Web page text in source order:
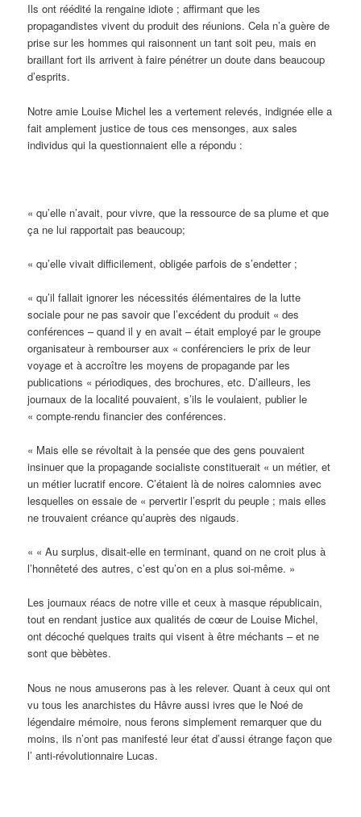
Ils ont réédité la rengaine idiote ; affirmant que les
propagandistes vivent du produit des réunions. Cela n’a guère de
prise sur les hommes qui raisonnent un tant soit peu, mais en
braillant fort ils arrivent à faire pénétrer un doute dans beaucoup
d’esprits.
Notre amie Louise Michel les a vertement relevés, indignée elle a
fait amplement justice de tous ces mensonges, aux sales
individus qui la questionnaient elle a répondu :
« qu’elle n’avait, pour vivre, que la ressource de sa plume et que
ça ne lui rapportait pas beaucoup;
« qu’elle vivait difficilement, obligée parfois de s’endetter ;
« qu’il fallait ignorer les nécessités élémentaires de la lutte
sociale pour ne pas savoir que l’excédent du produit « des
conférences – quand il y en avait – était employé par le groupe
organisateur à rembourser aux « conférenciers le prix de leur
voyage et à accroître les moyens de propagande par les
publications « périodiques, des brochures, etc. D’ailleurs, les
journaux de la localité pouvaient, s’ils le voulaient, publier le
« compte-rendu financier des conférences.
« Mais elle se révoltait à la pensée que des gens pouvaient
insinuer que la propagande socialiste constituerait « un métier, et
un métier lucratif encore. C’étaient là de noires calomnies avec
lesquelles on essaie de « pervertir l’esprit du peuple ; mais elles
ne trouvaient créance qu’auprès des nigauds.
« « Au surplus, disait-elle en terminant, quand on ne croit plus à
l’honnêteté des autres, c’est qu’on en a plus soi-même. »
Les journaux réacs de notre ville et ceux à masque républicain,
tout en rendant justice aux qualités de cœur de Louise Michel,
ont décoché quelques traits qui visent à être méchants – et ne
sont que bèbètes.
Nous ne nous amuserons pas à les relever. Quant à ceux qui ont
vu tous les anarchistes du Hâvre aussi ivres que le Noé de
légendaire mémoire, nous ferons simplement remarquer que du
moins, ils n’ont pas manifesté leur état d’aussi étrange façon que
l’ anti-révolutionnaire Lucas.